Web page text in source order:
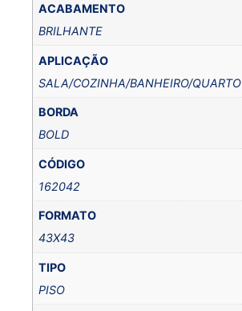
ACABAMENTO
BRILHANTE
APLICAÇÃO
SALA/COZINHA/BANHEIRO/QUARTO
BORDA
BOLD
CÓDIGO
162042
FORMATO
43X43
TIPO
PISO